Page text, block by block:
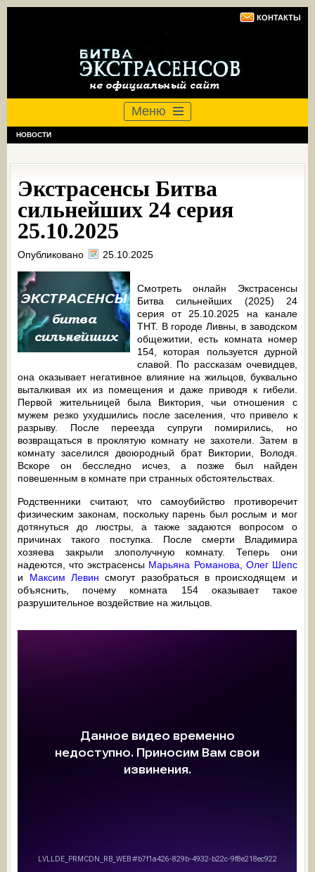
КОНТАКТЫ
Меню
НОВОСТИ
Экстрасенсы Битва
сильнейших 24 серия
25.10.2025
Опубликовано 25.10.2025
Смотреть онлайн Экстрасенсы
Битва сильнейших (2025) 24
серия от 25.10.2025 на канале
ТНТ. В городе Ливны, в заводском
общежитии, есть комната номер
154, которая пользуется дурной
славой. По рассказам очевидцев,
она оказывает негативное влияние на жильцов, буквально
выталкивая их из помещения и даже приводя к гибели.
Первой жительницей была Виктория, чьи отношения с
мужем резко ухудшились после заселения, что привело к
разрыву. После переезда супруги помирились, но
возвращаться в проклятую комнату не захотели. Затем в
комнату заселился двоюродный брат Виктории, Володя.
Вскоре он бесследно исчез, а позже был найден
повешенным в комнате при странных обстоятельствах.
Родственники считают, что самоубийство противоречит
физическим законам, поскольку парень был рослым и мог
дотянуться до люстры, а также задаются вопросом о
причинах такого поступка. После смерти Владимира
хозяева закрыли злополучную комнату. Теперь они
надеются, что экстрасенсы Марьяна Романова
Олег Шепс
и Максим Левин смогут разобраться в происходящем и
объяснить, почему комната 154 оказывает такое
разрушительное воздействие на жильцов.